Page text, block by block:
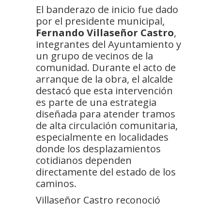
El banderazo de inicio fue dado
por el presidente municipal,
Fernando Villaseñor Castro,
integrantes del Ayuntamiento y
un grupo de vecinos de la
comunidad. Durante el acto de
arranque de la obra, el alcalde
destacó que esta intervención
es parte de una estrategia
diseñada para atender tramos
de alta circulación comunitaria,
especialmente en localidades
donde los desplazamientos
cotidianos dependen
directamente del estado de los
caminos.
Villaseñor Castro reconoció